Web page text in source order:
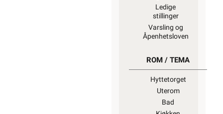
Ledige
stillinger
Varsling og
Åpenhetsloven
ROM / TEMA
Hyttetorget
Uterom
Bad